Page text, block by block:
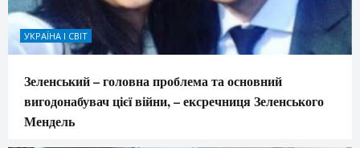
УКРАЇНА І СВІТ
Зеленський – головна проблема та основний
вигодонабувач цієї війни, – ексречниця Зеленського
Мендель